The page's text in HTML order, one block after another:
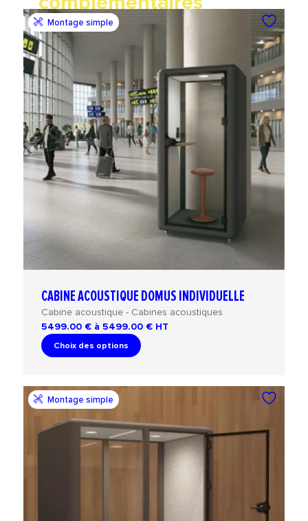
CABINE ACOUSTIQUE DOMUS INDIVIDUELLE
Cabine acoustique - Cabines acoustiques
5499.00 € à 5499.00 € HT
Choix des options
Montage simple
Montage simple